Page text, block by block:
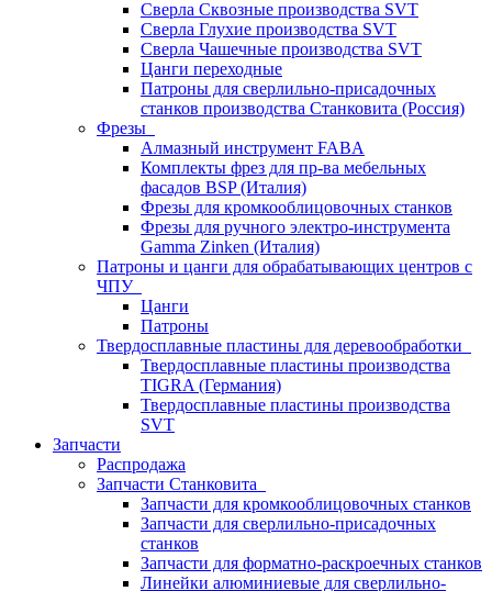
Сверла Сквозные производства SVT
Сверла Глухие производства SVT
Сверла Чашечные производства SVT
Цанги переходные
Патроны для сверлильно-присадочных
станков производства Станковита (Россия)
Фрезы
Алмазный инструмент FABA
Комплекты фрез для пр-ва мебельных
фасадов BSP (Италия)
Фрезы для кромкооблицовочных станков
Фрезы для ручного электро-инструмента
Gamma Zinken (Италия)
Патроны и цанги для обрабатывающих центров с
ЧПУ
Цанги
Патроны
Твердосплавные пластины для деревообработки
Твердосплавные пластины производства
TIGRA (Германия)
Твердосплавные пластины производства
SVT
Запчасти
Распродажа
Запчасти Станковита
Запчасти для кромкооблицовочных станков
Запчасти для сверлильно-присадочных
станков
Запчасти для форматно-раскроечных станков
Линейки алюминиевые для сверлильно-